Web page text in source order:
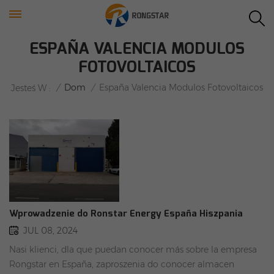
ESPAÑA VALENCIA MODULOS
FOTOVOLTAICOS
Jesteś W : / Dom / España Valencia Modulos Fotovoltaicos
Wprowadzenie do Ronstar Energy España Hiszpania
JUL 08, 2024
Nasi klienci, dla que puedan conocer más sobre la empresa
Rongstar en España, zaproszenia do conocer almacen